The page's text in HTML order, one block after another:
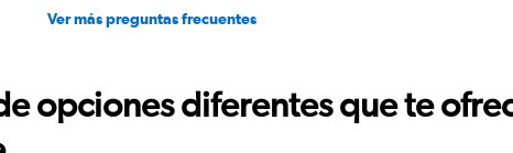
Ver más preguntas frecuentes
opciones diferentes que te